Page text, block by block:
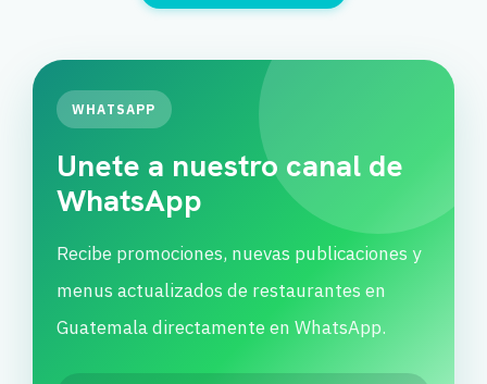
WHATSAPP
Unete a nuestro canal de
WhatsApp
Recibe promociones, nuevas publicaciones y
menus actualizados de restaurantes en
Guatemala directamente en WhatsApp.